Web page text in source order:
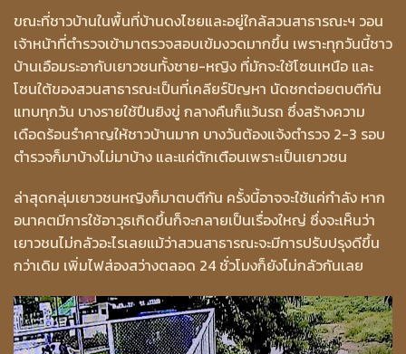
ขณะที่ชาวบ้านในพื้นที่บ้านดงไชยและอยู่ใกล้สวนสาธารณะฯ วอน
เจ้าหน้าที่ตำรวจเข้ามาตรวจสอบเข้มงวดมากขึ้น เพราะทุกวันนี้ชาว
บ้านเอือมระอากับเยาวชนทั้งชาย-หญิง ที่มักจะใช้โซนเหนือ และ
โซนใต้ของสวนสาธารณะเป็นที่เคลียร์ปัญหา นัดชกต่อยตบตีกัน
แทบทุกวัน บางรายใช้ปืนยิงขู่ กลางคืนก็แว้นรถ ซึ่งสร้างความ
เดือดร้อนรำคาญให้ชาวบ้านมาก บางวันต้องแจ้งตำรวจ 2-3 รอบ
ตำรวจก็มาบ้างไม่มาบ้าง และแค่ตักเตือนเพราะเป็นเยาวชน
ล่าสุดกลุ่มเยาวชนหญิงก็มาตบตีกัน ครั้งนี้อาจจะใช้แค่กำลัง หาก
อนาคตมีการใช้อาวุธเกิดขึ้นก็จะกลายเป็นเรื่องใหญ่ ซึ่งจะเห็นว่า
เยาวชนไม่กลัวอะไรเลยแม้ว่าสวนสาธารณะจะมีการปรับปรุงดีขึ้น
กว่าเดิม เพิ่มไฟส่องสว่างตลอด 24 ชั่วโมงก็ยังไม่กลัวกันเลย